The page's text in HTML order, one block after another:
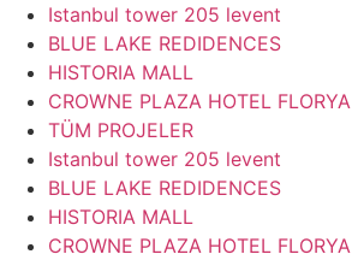
Istanbul tower 205 levent
BLUE LAKE REDIDENCES
HISTORIA MALL
CROWNE PLAZA HOTEL FLORYA
TÜM PROJELER
Istanbul tower 205 levent
BLUE LAKE REDIDENCES
HISTORIA MALL
CROWNE PLAZA HOTEL FLORYA